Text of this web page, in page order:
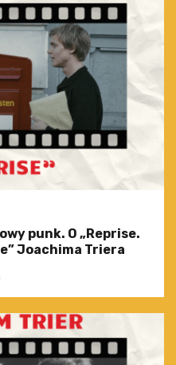
punk. O „Reprise.
Joachima Triera